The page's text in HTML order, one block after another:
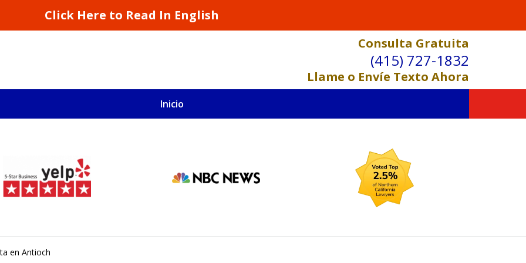
Click Here to Read In English
Consulta Gratuita
(415) 727-1832
Llame o Envíe Texto Ahora
Inicio
Francisco y California
en Antioch